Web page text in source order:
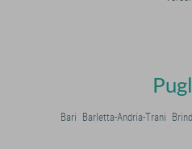
Bari Barletta-Andria-Trani